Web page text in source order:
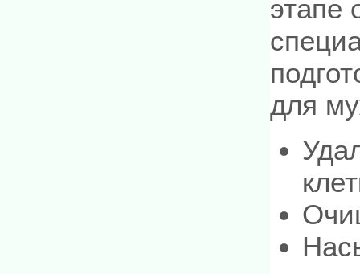
этапе
для